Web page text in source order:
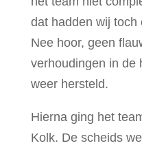
dat hadden wij toch
Nee hoor, geen
verhoudingen in de
weer hersteld.
Hierna ging het
Kolk. De scheids